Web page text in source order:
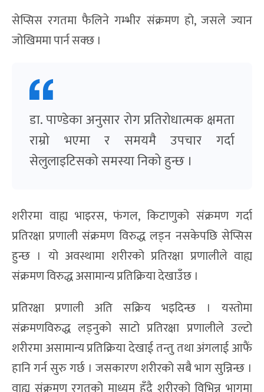
सेप्सिस रगतमा फैलिने गम्भीर संक्रमण हो, जसले ज्यान
जोखिममा पार्न सक्छ ।
डा. पाण्डेका अनुसार रोग प्रतिरोधात्मक क्षमता
राम्रो भएमा र समयमै उपचार गर्दा
सेलुलाइटिसको समस्या निको हुन्छ ।
शरीरमा वाह्य भाइरस, फंगल, किटाणुको संक्रमण गर्दा
प्रतिरक्षा प्रणाली संक्रमण विरुद्ध लड्न नसकेपछि सेप्सिस
हुन्छ । यो अवस्थामा शरीरको प्रतिरक्षा प्रणालीले वाह्य
संक्रमण विरुद्ध असामान्य प्रतिक्रिया देखाउँछ ।
प्रतिरक्षा प्रणाली अति सक्रिय भइदिन्छ । यस्तोमा
संक्रमणविरुद्ध लड्नुको साटो प्रतिरक्षा प्रणालीले उल्टो
शरीरमा असामान्य प्रतिक्रिया देखाई तन्तु तथा अंगलाई आफैं
हानि गर्न सुरु गर्छ । जसकारण शरीरको सबै भाग सुन्निन्छ ।